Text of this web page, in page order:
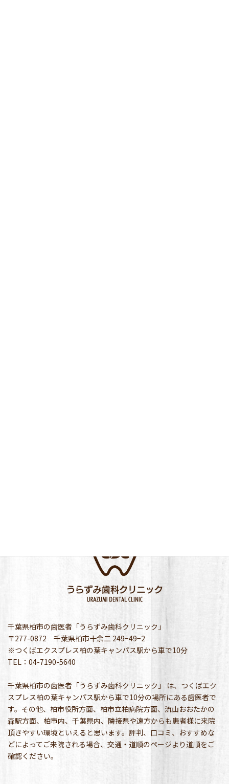
千葉県柏市の歯医者「うらずみ歯科クリニック」
〒277-0872 千葉県柏市十余二 249−49−2
※つくばエクスプレス柏の葉キャンパス駅から車で10分
TEL：04-7190-5640
千葉県柏市の歯医者「うらずみ歯科クリニック」 は、つくばエク
スプレス柏の葉キャンパス駅から車で10分の場所にある歯医者で
す。その他、柏市役所方面、柏市立柏病院方面、流山おおたかの
森駅方面、柏市内、千葉県内、隣接県や遠方からも患者様に来院
頂きやすい環境といえると思います。評判、口コミ、おすすめな
どによってご来院される場合、交通・道順のページより道順をご
確認ください。